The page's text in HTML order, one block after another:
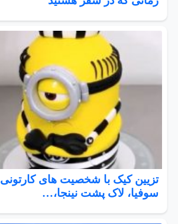
تزیین کیک با شخصیت های کارتونی
سوفیا، لاک پشت نینجا،…